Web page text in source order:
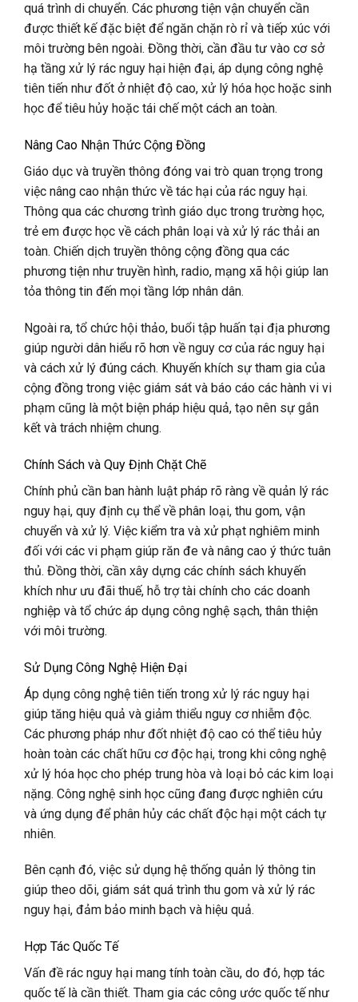
quá trình di chuyển. Các phương tiện vận chuyển cần
được thiết kế đặc biệt để ngăn chặn rò rỉ và tiếp xúc với
môi trường bên ngoài. Đồng thời, cần đầu tư vào cơ sở
hạ tầng xử lý rác nguy hại hiện đại, áp dụng công nghệ
tiên tiến như đốt ở nhiệt độ cao, xử lý hóa học hoặc sinh
học để tiêu hủy hoặc tái chế một cách an toàn.
Nâng Cao Nhận Thức Cộng Đồng
Giáo dục và truyền thông đóng vai trò quan trọng trong
việc nâng cao nhận thức về tác hại của rác nguy hại.
Thông qua các chương trình giáo dục trong trường học,
trẻ em được học về cách phân loại và xử lý rác thải an
toàn. Chiến dịch truyền thông cộng đồng qua các
phương tiện như truyền hình, radio, mạng xã hội giúp lan
tỏa thông tin đến mọi tầng lớp nhân dân.
Ngoài ra, tổ chức hội thảo, buổi tập huấn tại địa phương
giúp người dân hiểu rõ hơn về nguy cơ của rác nguy hại
và cách xử lý đúng cách. Khuyến khích sự tham gia của
cộng đồng trong việc giám sát và báo cáo các hành vi vi
phạm cũng là một biện pháp hiệu quả, tạo nên sự gắn
kết và trách nhiệm chung.
Chính Sách và Quy Định Chặt Chẽ
Chính phủ cần ban hành luật pháp rõ ràng về quản lý rác
nguy hại, quy định cụ thể về phân loại, thu gom, vận
chuyển và xử lý. Việc kiểm tra và xử phạt nghiêm minh
đối với các vi phạm giúp răn đe và nâng cao ý thức tuân
thủ. Đồng thời, cần xây dựng các chính sách khuyến
khích như ưu đãi thuế, hỗ trợ tài chính cho các doanh
nghiệp và tổ chức áp dụng công nghệ sạch, thân thiện
với môi trường.
Sử Dụng Công Nghệ Hiện Đại
Áp dụng công nghệ tiên tiến trong xử lý rác nguy hại
giúp tăng hiệu quả và giảm thiểu nguy cơ nhiễm độc.
Các phương pháp như đốt nhiệt độ cao có thể tiêu hủy
hoàn toàn các chất hữu cơ độc hại, trong khi công nghệ
xử lý hóa học cho phép trung hòa và loại bỏ các kim loại
nặng. Công nghệ sinh học cũng đang được nghiên cứu
và ứng dụng để phân hủy các chất độc hại một cách tự
nhiên.
Bên cạnh đó, việc sử dụng hệ thống quản lý thông tin
giúp theo dõi, giám sát quá trình thu gom và xử lý rác
nguy hại, đảm bảo minh bạch và hiệu quả.
Hợp Tác Quốc Tế
Vấn đề rác nguy hại mang tính toàn cầu, do đó, hợp tác
quốc tế là cần thiết. Tham gia các công ước quốc tế như